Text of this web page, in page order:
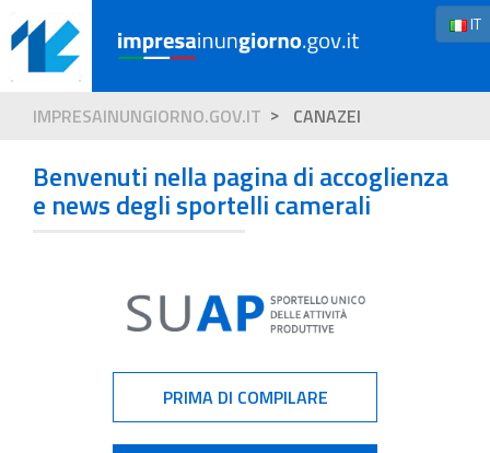
IT
IMPRESAINUNGIORNO.GOV.IT CANAZEI
Benvenuti nella pagina di accoglienza
e news degli sportelli camerali
PRIMA DI COMPILARE